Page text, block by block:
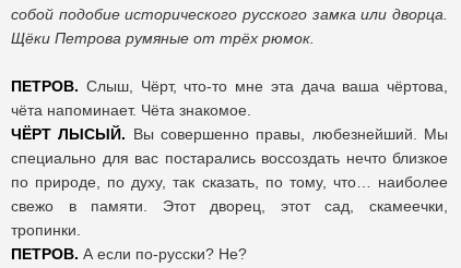
собой подобие исторического русского замка или дворца.
Щёки Петрова румяные от трёх рюмок.
ПЕТРОВ. Слыш, Чёрт, что-то мне эта дача ваша чёртова,
чёта напоминает. Чёта знакомое.
ЧЁРТ ЛЫСЫЙ. Вы совершенно правы, любезнейший. Мы
специально для вас постарались воссоздать нечто близкое
по природе, по духу, так сказать, по тому, что… наиболее
свежо в памяти. Этот дворец, этот сад, скамеечки,
тропинки.
ПЕТРОВ. А если по-русски? Не?